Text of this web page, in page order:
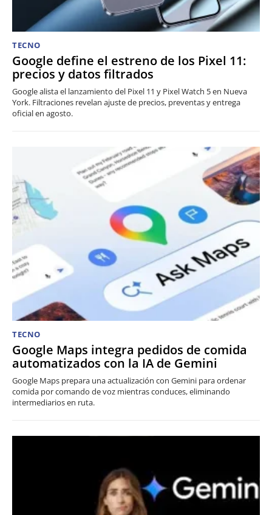
TECNO
Google define el estreno de los Pixel 11:
precios y datos filtrados
Google alista el lanzamiento del Pixel 11 y Pixel Watch 5 en Nueva
York. Filtraciones revelan ajuste de precios, preventas y entrega
oficial en agosto.
TECNO
Google Maps integra pedidos de comida
automatizados con la IA de Gemini
Google Maps prepara una actualización con Gemini para ordenar
comida por comando de voz mientras conduces, eliminando
intermediarios en ruta.